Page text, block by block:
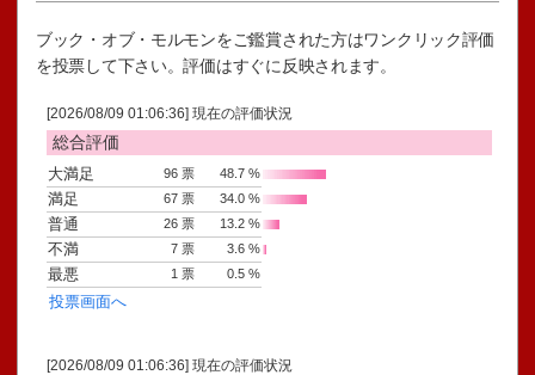
ブック・オブ・モルモンをご鑑賞された方はワンクリック評価
を投票して下さい。評価はすぐに反映されます。